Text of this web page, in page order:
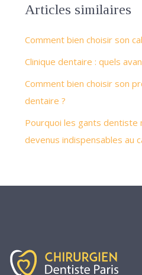
Articles similaires
Comment bien choisir son
Clinique dentaire : quels
Comment bien choisir son
dentaire ?
Pourquoi les gants dentiste
devenus indispensables au